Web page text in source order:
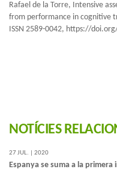
Rafael de la Torre, Intensive
from performance in cognitive
ISSN 2589-0042, https://
NOTÍCIES
27 JUL. | 2020
Espanya se suma a la